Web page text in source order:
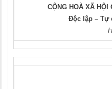
CỘNG HOÀ XÃ HỘI
Độc lập – Tự